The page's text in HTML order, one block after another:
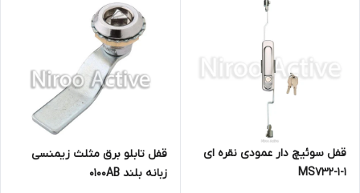
قفل سوئیچ دار عمودی نقره ای
MS732-1-1
قفل تابلو برق مثلث زيمنسی
زبانه بلند ۰۱۰۰AB